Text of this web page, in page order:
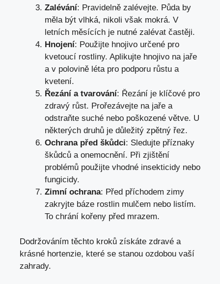
Zalévání: Pravidelně zalévejte. Půda by
měla být vlhká, nikoli však mokrá. V
letních měsících je nutné zalévat častěji.
Hnojení: Použijte hnojivo určené pro
kvetoucí rostliny. Aplikujte hnojivo na jaře
a v polovině léta pro podporu růstu a
kvetení.
Řezání a tvarování: Řezání je klíčové pro
zdravý růst. Prořezávejte na jaře a
odstraňte suché nebo poškozené větve. U
některých druhů je důležitý zpětný řez.
Ochrana před škůdci: Sledujte příznaky
škůdců a onemocnění. Při zjištění
problémů použijte vhodné insekticidy nebo
fungicidy.
Zimní ochrana: Před příchodem zimy
zakryjte báze rostlin mulčem nebo listím.
To chrání kořeny před mrazem.
Dodržováním těchto kroků získáte zdravé a
krásné hortenzie, které se stanou ozdobou vaší
zahrady.